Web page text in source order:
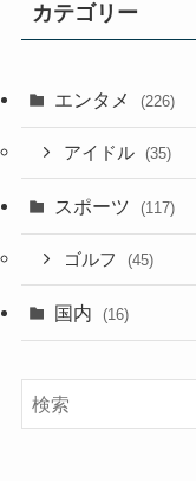
カテゴリー
エンタメ (226)
アイドル (35)
スポーツ (117)
ゴルフ (45)
国内 (16)